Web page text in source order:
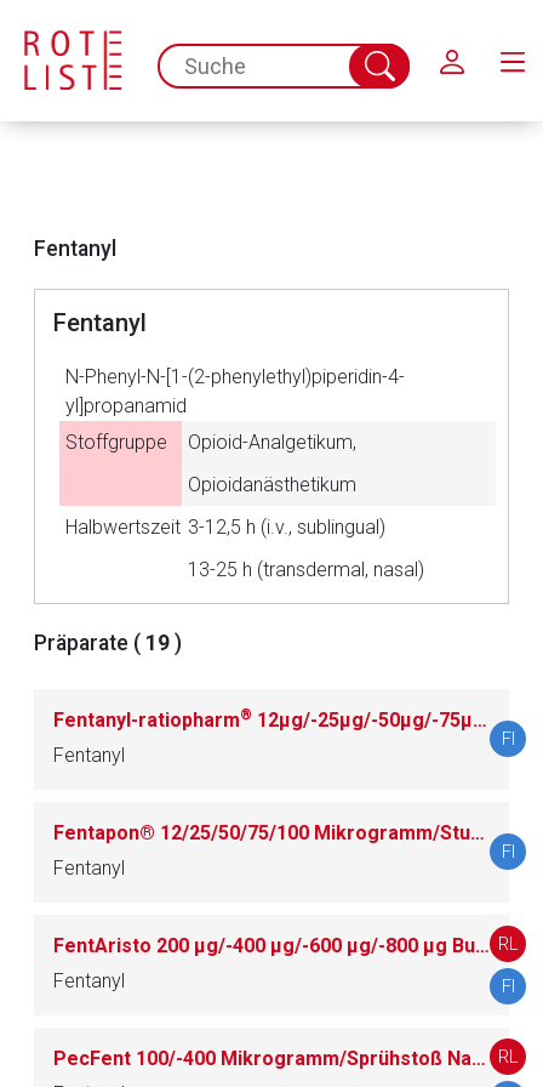
spc.search.input.placeholder
Suche
abschicken
Fentanyl
Fentanyl
N-Phenyl-N-[1-(2-phenylethyl)piperidin-4-
yl]propanamid
Stoffgruppe
Opioid-Analgetikum,
Opioidanästhetikum
Halbwertszeit 3-12,5 h (i.v., sublingual)
13-25 h (transdermal, nasal)
Präparate ( 19 )
Fentanyl-ratiopharm® 12μg/-25μg/-50μg/-75μg/-100μg pro Stunde transdermales Matrixpflaster
Fentanyl
FI
Fentapon® 12/25/50/75/100 Mikrogramm/Stunde transdermales Pflaster
Fentanyl
FI
FentAristo 200 μg/-400 μg/-600 μg/-800 μg Buccalfilm
Fentanyl
RL
FI
PecFent 100/-400 Mikrogramm/Sprühstoß Nasenspray, Lösung
RL
Aufruf einer externen Seite
Seite. Für die Inhalte der externen Web-Seite ist deren
Betreiber verantwortlich. Ebenso gelten dort ggf. andere
Datenschutzbestimmungen.
Zurück zur rote-liste.de Zur Seite